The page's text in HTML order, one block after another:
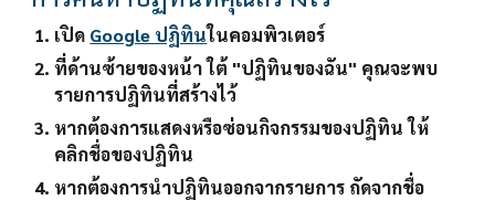
เปิด Google ปฏิทินในคอมพิวเตอร์
ที่ด้านซ้ายของหน้า ใต้ "ปฏิทินของฉัน" คุณจะพบ
รายการปฏิทินที่สร้างไว้
หากต้องการแสดงหรือซ่อนกิจกรรมของปฏิทิน ให้
คลิกชื่อของปฏิทิน
หากต้องการนำปฏิทินออกจากรายการ ถัดจากชื่อ